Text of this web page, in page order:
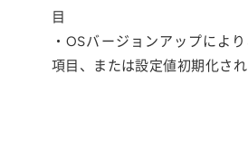
目
・OSバージョンアップによ
項目、または設定値初期化され